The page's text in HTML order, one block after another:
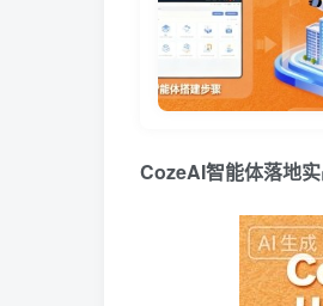
CozeAI智能体落地